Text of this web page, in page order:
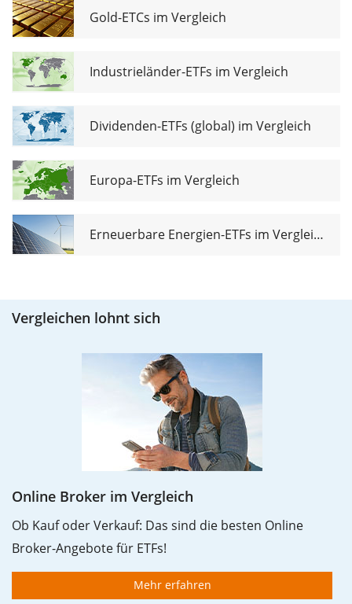
Gold-ETCs im Vergleich
Industrieländer-ETFs im Vergleich
Dividenden-ETFs (global) im Vergleich
Europa-ETFs im Vergleich
Erneuerbare Energien-ETFs im Vergleich
Vergleichen lohnt sich
Online Broker im Vergleich
Ob Kauf oder Verkauf: Das sind die besten Online
Broker-Angebote für ETFs!
Mehr erfahren